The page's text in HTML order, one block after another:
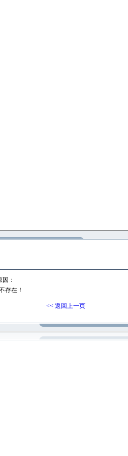
：
存在！
<< 返回上一页